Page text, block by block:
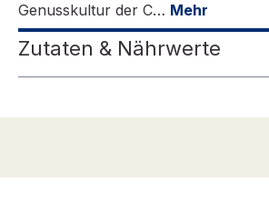
Genusskultur der C… Mehr
Zutaten & Nährwerte